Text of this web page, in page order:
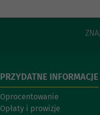
PRZYDATNE INFORMACJE
Oprocentowanie
Opłaty i prowizje